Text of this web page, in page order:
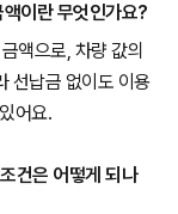
이란 무엇인가요?
액으로, 차량 값의
선납금 없이도 이용
어요.
건은 어떻게 되나